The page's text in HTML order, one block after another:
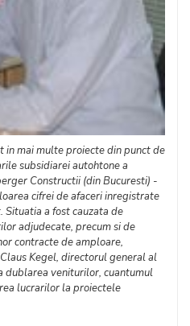
in mai multe proiecte din punct de
subsidiarei autohtone a
Constructii (din Bucuresti) -
cifrei de afaceri inregistrate
Situatia a fost cauzata de
adjudecate, precum si de
contracte de amploare,
Kegel, directorul general al
dublarea veniturilor, cuantumul
lucrarilor la proiectele